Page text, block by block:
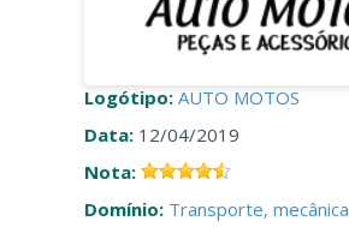
INICIAR SESSÃO
Logótipo: AUTO MOTOS
Data: 12/04/2019
Nota:
Domínio: Transporte, mecânica